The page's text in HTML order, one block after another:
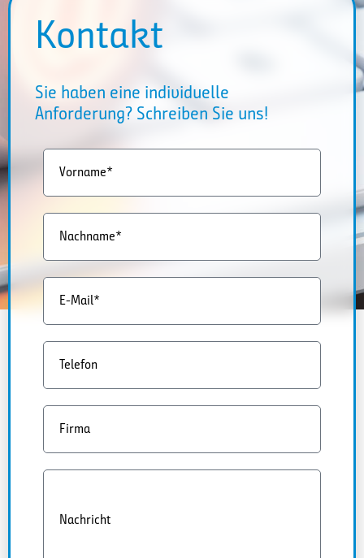
Kontakt
Sie haben eine individuelle
Anforderung? Schreiben Sie uns!
Vorname*
Nachname*
E-Mail*
Telefon
Firma
Nachricht